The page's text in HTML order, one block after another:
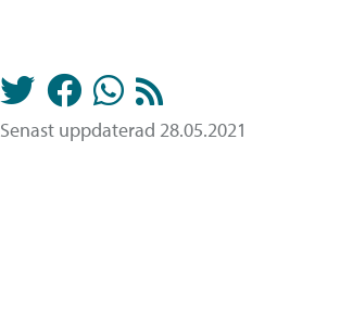
Senast uppdaterad 28.05.2021